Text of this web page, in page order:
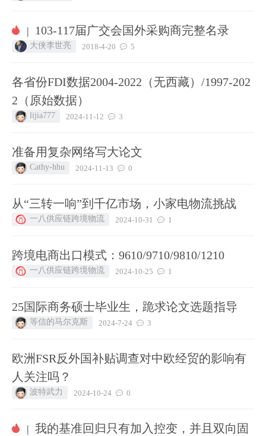
| 103-117届广交会国外采购商完整名录
大侠李世亮 2018-4-20 5
各省份FDI数据2004-2022（无西藏）/1997-202
2（原始数据）
lijia777 2024-11-12 3
准备用复杂网络写大论文
Cathy-hhu 2024-11-13 0
从“三转一响”到千亿市场，小家电物流挑战
一八供应链跨境物流 2024-10-31 1
跨境电商出口模式：9610/9710/9810/1210
一八供应链跨境物流 2024-10-25 1
25国际商务硕士毕业生，跪求论文选题指导
等信的马尔克斯 2024-7-24 3
欧洲FSR反外国补贴调查对中欧经贸的影响有
人关注吗？
波特武力 2024-10-24 0
| 我的基准回归只有加入控变，并且双向固